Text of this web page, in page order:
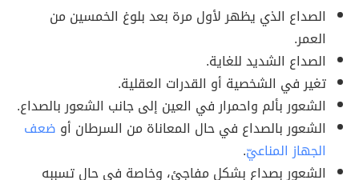
الصداع الذي يظهر لأول مرة بعد بلوغ الخمسين من
العمر.
الصداع الشديد للغاية.
تغير في الشخصية أو القدرات العقلية.
الشعور بألم واحمرار في العين إلى جانب الشعور بالصداع.
الشعور بالصداع في حال المعاناة من السرطان أو ضعف
الجهاز المناعيّ.
الشعور بصداع بشكلٍ مفاجئ، وخاصة في حال تسببه